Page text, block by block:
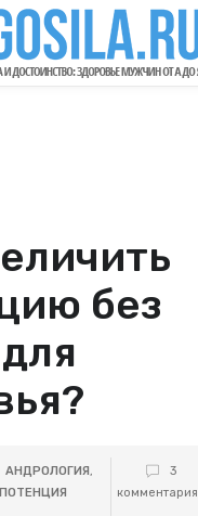
без
АНДРОЛОГИЯ,
ПОТЕНЦИЯ
3
комментария